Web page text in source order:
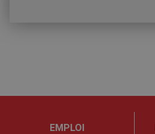
EMPLOI